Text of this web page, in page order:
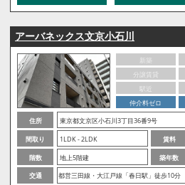
アーバネックス文京小石川
新築
分譲賃貸
駅近
仲介料ゼロ
住所
東京都文京区小石川3丁目36番9号
間取り
1LDK - 2LDK 賃料
階数
地上5階建 築年数
交通
都営三田線・大江戸線「春日駅」徒歩10分